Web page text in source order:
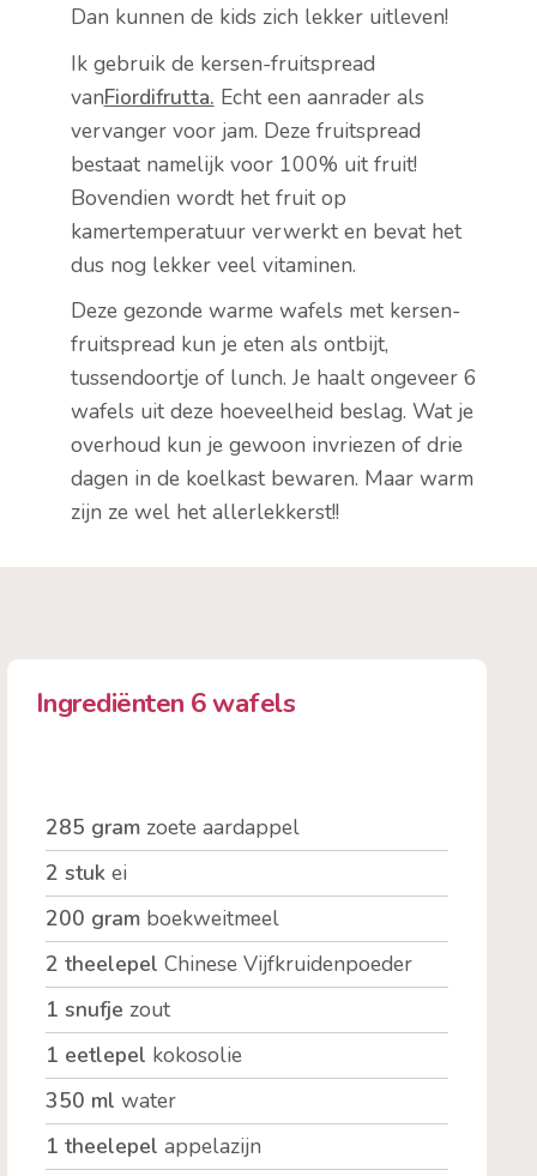
Dan kunnen de kids zich lekker uitleven!
Ik gebruik de kersen-fruitspread
vanFiordifrutta. Echt een aanrader als
vervanger voor jam. Deze fruitspread
bestaat namelijk voor 100% uit fruit!
Bovendien wordt het fruit op
kamertemperatuur verwerkt en bevat het
dus nog lekker veel vitaminen.
Deze gezonde warme wafels met kersen-
fruitspread kun je eten als ontbijt,
tussendoortje of lunch. Je haalt ongeveer 6
wafels uit deze hoeveelheid beslag. Wat je
overhoud kun je gewoon invriezen of drie
dagen in de koelkast bewaren. Maar warm
zijn ze wel het allerlekkerst!!
Ingrediënten 6 wafels
285 gram zoete aardappel
2 stuk ei
200 gram boekweitmeel
2 theelepel Chinese Vijfkruidenpoeder
1 snufje zout
1 eetlepel kokosolie
350 ml water
1 theelepel appelazijn